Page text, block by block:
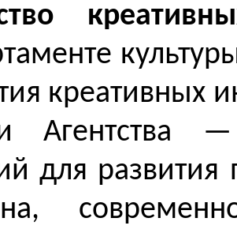
креативных
Агентства
для